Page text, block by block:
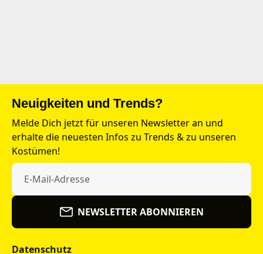
Neuigkeiten und Trends?
Melde Dich jetzt für unseren Newsletter an und
erhalte die neuesten Infos zu Trends & zu unseren
Kostümen!
NEWSLETTER ABONNIEREN
Datenschutz